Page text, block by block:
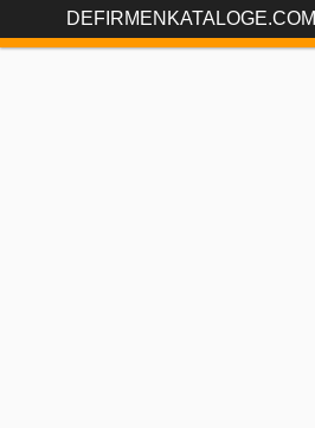
DEFIRMENKATALOGE.COM